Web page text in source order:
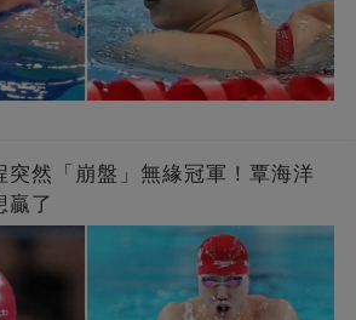
突然「崩盤」無緣冠軍！覃海洋
贏了